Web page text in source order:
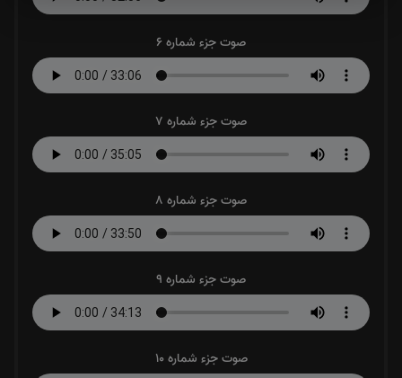
صوت جزء شماره 6
صوت جزء شماره 7
صوت جزء شماره 8
صوت جزء شماره 9
صوت جزء شماره 10